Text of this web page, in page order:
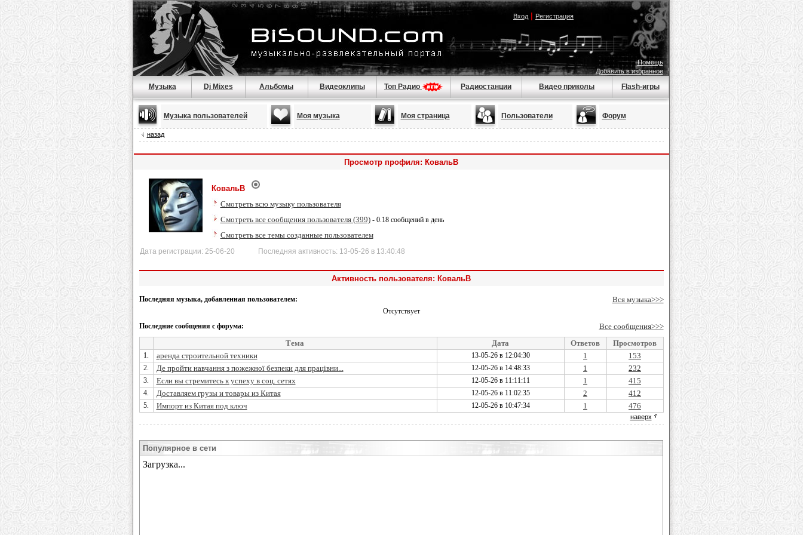
Вход| Регистрация
Помощь
Добавить в избранное
Музыка Dj Mixes Альбомы Видеоклипы Топ Радио Радиостанции Видео приколы Flash-игры
Музыка пользователей Моя музыка Моя страница Пользователи Форум
назад
Просмотр профиля: КовальВ
КовальВ
Смотреть всю музыку пользователя
Смотреть все сообщения пользователя (399)- 0.18 сообщений в день
Смотреть все темы созданные пользователем
Дата регистрации: 25-06-20 Последняя активность: 13-05-26 в 13:40:48
Активность пользователя: КовальВ
Последняя музыка, добавленная пользователем: Вся музыка>>>
Отсутствует
Последние сообщения с форума:
Все сообщения>>>
Тема
Дата Ответов Просмотров
1. аренда строительной техники 13-05-26 в 12:04:30 1 153
2. Де пройти навчання з пожежної безпеки для працівни... 12-05-26 в 14:48:33 1 232
3. Если вы стремитесь к успеху в соц. сетях 12-05-26 в 11:11:11 1 415
4. Доставляем грузы и товары из Китая 12-05-26 в 11:02:35 2 412
5. Импорт из Китая под ключ 12-05-26 в 10:47:34 1 476
наверх
Популярное в сети